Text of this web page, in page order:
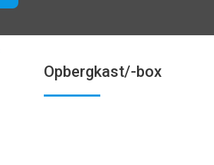
Opbergkast/-box